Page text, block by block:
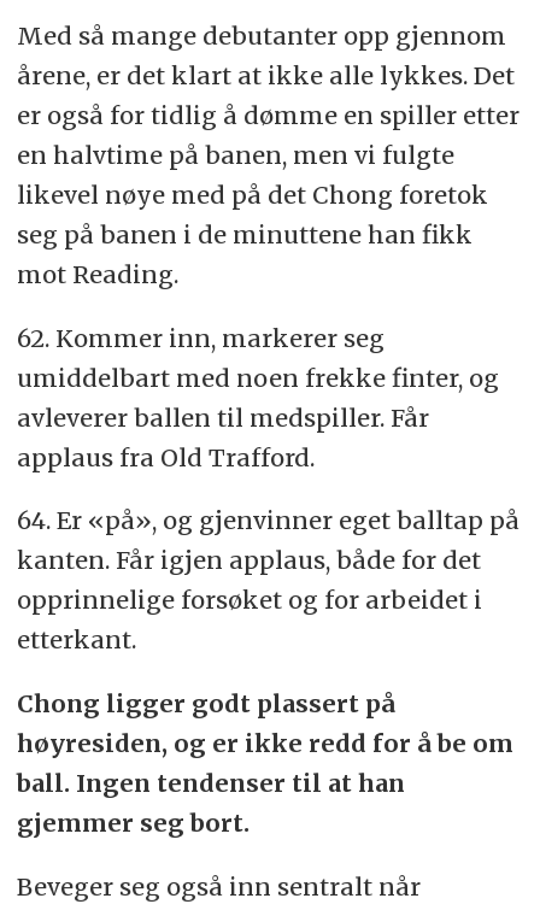
Med så mange debutanter opp gjennom
årene, er det klart at ikke alle lykkes. Det
er også for tidlig å dømme en spiller etter
en halvtime på banen, men vi fulgte
likevel nøye med på det Chong foretok
seg på banen i de minuttene han fikk
mot Reading.
62. Kommer inn, markerer seg
umiddelbart med noen frekke finter, og
avleverer ballen til medspiller. Får
applaus fra Old Trafford.
64. Er «på», og gjenvinner eget balltap på
kanten. Får igjen applaus, både for det
opprinnelige forsøket og for arbeidet i
etterkant.
Chong ligger godt plassert på
høyresiden, og er ikke redd for å be om
ball. Ingen tendenser til at han
gjemmer seg bort.
Beveger seg også inn sentralt når